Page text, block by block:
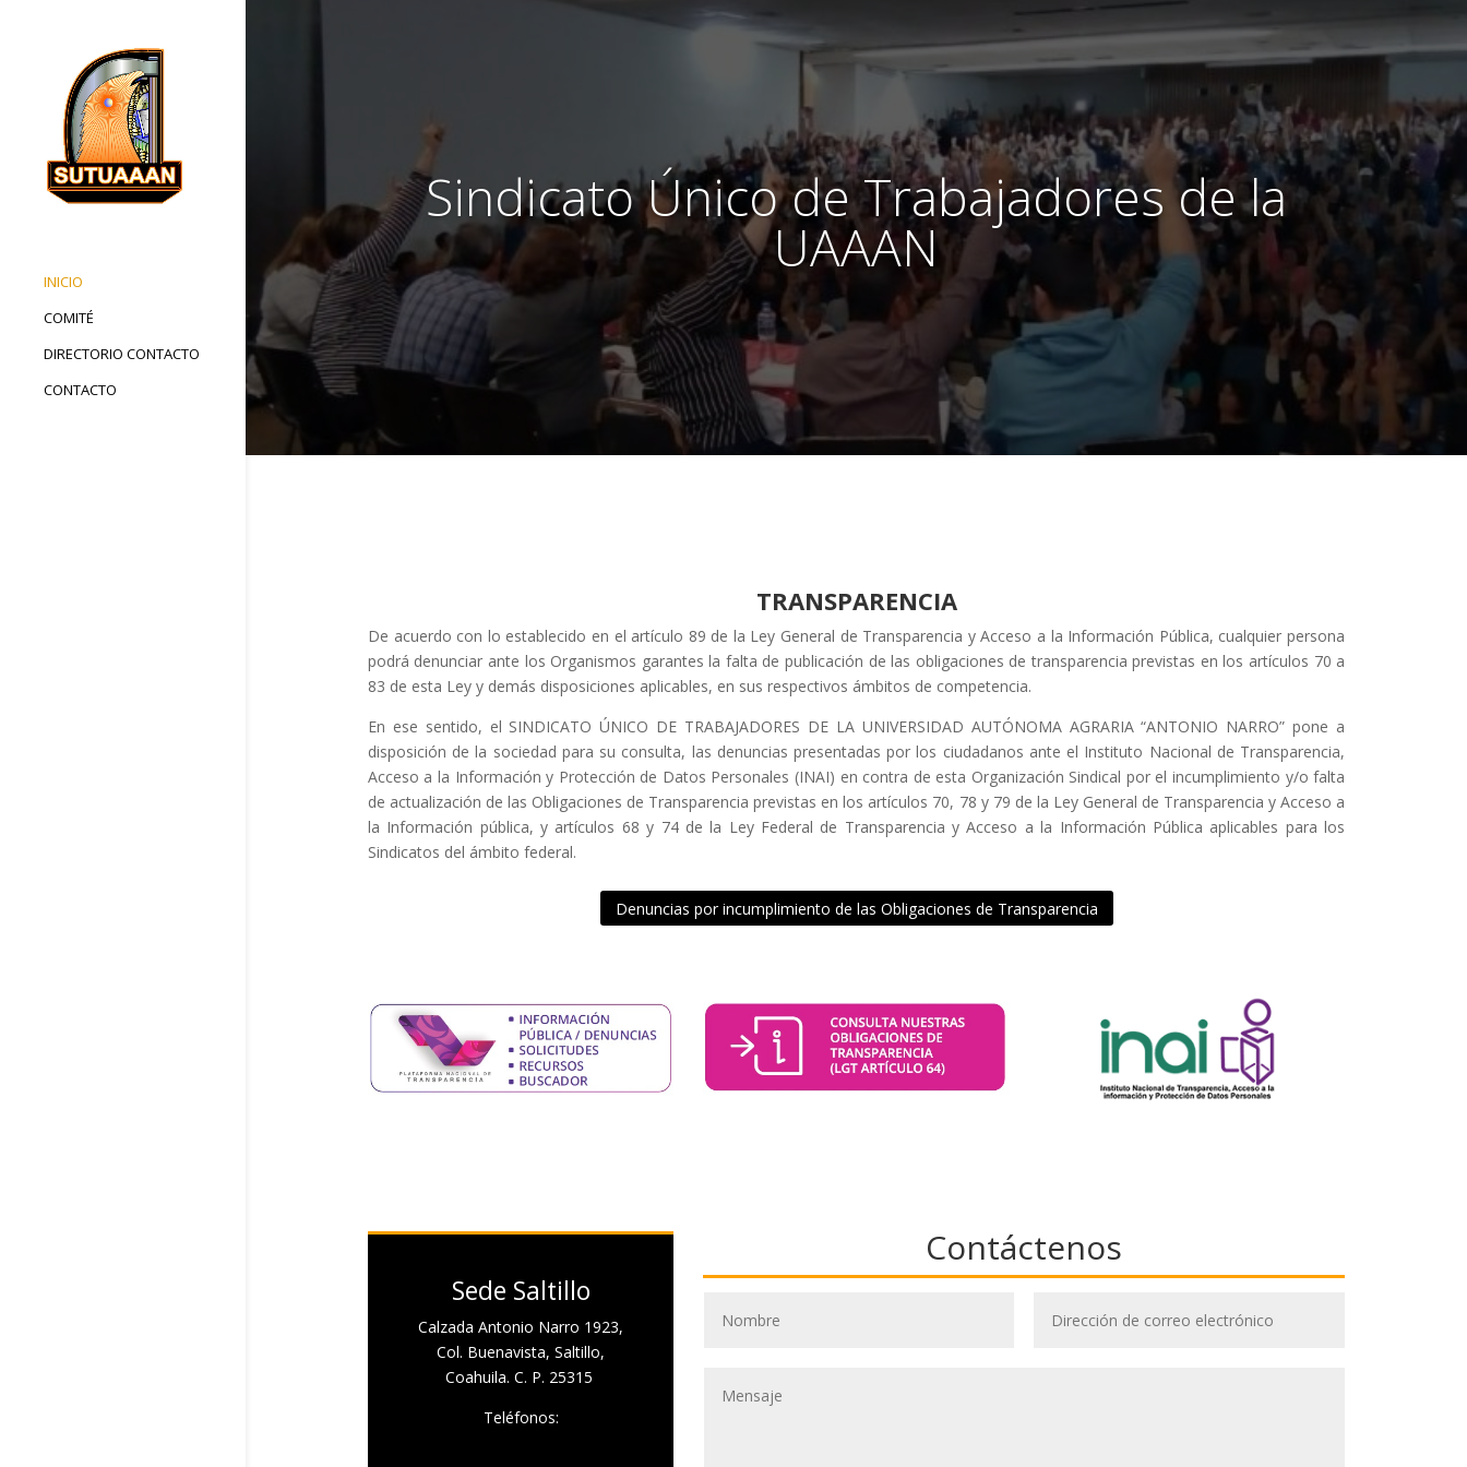
INICIO
COMITÉ
DIRECTORIO CONTACTO
CONTACTO
Sindicato Único de Trabajadores de la
UAAAN
TRANSPARENCIA
De acuerdo con lo establecido en el artículo 89 de la Ley General de Transparencia y Acceso a la Información Pública, cualquier persona
podrá denunciar ante los Organismos garantes la falta de publicación de las obligaciones de transparencia previstas en los artículos 70 a
83 de esta Ley y demás disposiciones aplicables, en sus respectivos ámbitos de competencia.
En ese sentido, el SINDICATO ÚNICO DE TRABAJADORES DE LA UNIVERSIDAD AUTÓNOMA AGRARIA “ANTONIO NARRO” pone a
disposición de la sociedad para su consulta, las denuncias presentadas por los ciudadanos ante el Instituto Nacional de Transparencia,
Acceso a la Información y Protección de Datos Personales (INAI) en contra de esta Organización Sindical por el incumplimiento y/o falta
de actualización de las Obligaciones de Transparencia previstas en los artículos 70, 78 y 79 de la Ley General de Transparencia y Acceso a
la Información pública, y artículos 68 y 74 de la Ley Federal de Transparencia y Acceso a la Información Pública aplicables para los
Sindicatos del ámbito federal.
Denuncias por incumplimiento de las Obligaciones de Transparencia
Sede Saltillo
Calzada Antonio Narro 1923,
Col. Buenavista, Saltillo,
Coahuila. C. P. 25315
Teléfonos:
Contáctenos